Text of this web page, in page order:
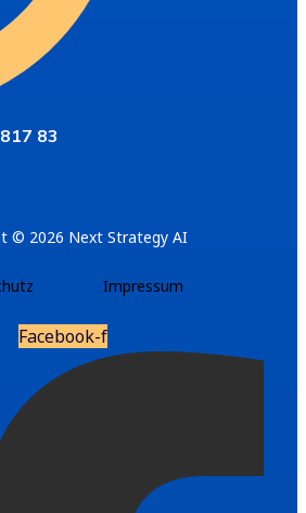
83
© 2026 Next Strategy AI
Impressum
Facebook-f